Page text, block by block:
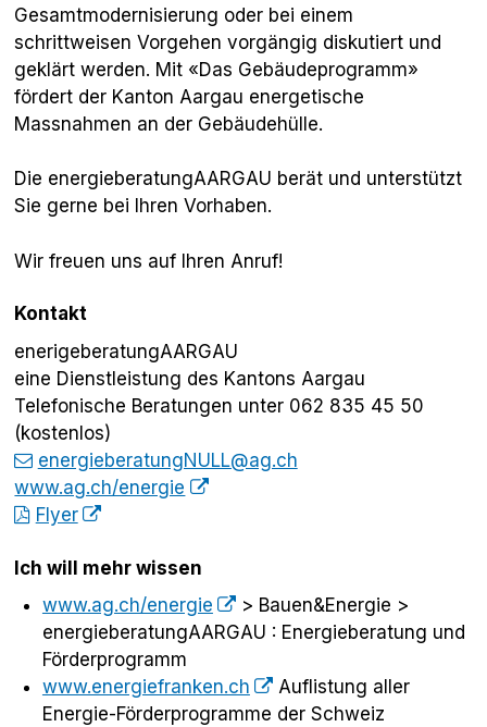
Gesamtmodernisierung oder bei einem
schrittweisen Vorgehen vorgängig diskutiert und
geklärt werden. Mit «Das Gebäudeprogramm»
fördert der Kanton Aargau energetische
Massnahmen an der Gebäudehülle.
Die energieberatungAARGAU berät und unterstützt
Sie gerne bei Ihren Vorhaben.
Wir freuen uns auf Ihren Anruf!
Kontakt
enerigeberatungAARGAU
eine Dienstleistung des Kantons Aargau
Telefonische Beratungen unter 062 835 45 50
(kostenlos)
energieberatungNULL@ag.ch
www.ag.ch/energie
Flyer
Ich will mehr wissen
www.ag.ch/energie
> Bauen&Energie >
energieberatungAARGAU : Energieberatung und
Förderprogramm
www.energiefranken.ch
Auflistung aller
Energie-Förderprogramme der Schweiz